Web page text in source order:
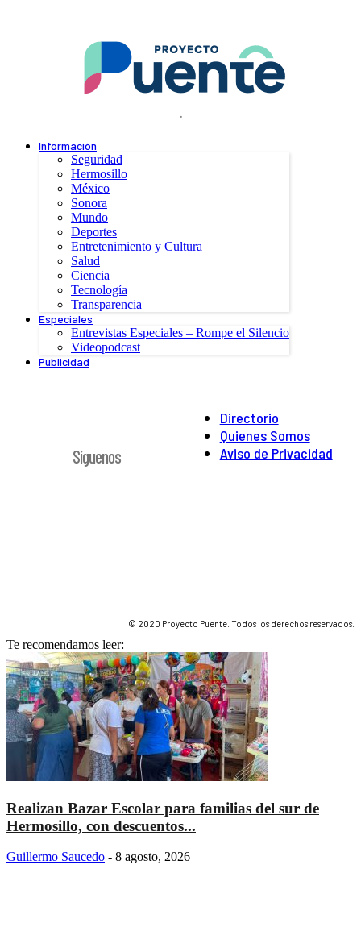
.
Información
Seguridad
Hermosillo
México
Sonora
Mundo
Deportes
Entretenimiento y Cultura
Salud
Ciencia
Tecnología
Transparencia
Especiales
Entrevistas Especiales – Rompe el Silencio
Videopodcast
Publicidad
Directorio
Quienes Somos
Aviso de Privacidad
Síguenos
© 2020 Proyecto Puente. Todos los derechos reservados.
Te recomendamos leer:
Realizan Bazar Escolar para familias del sur de
Hermosillo, con descuentos...
Guillermo Saucedo - 8 agosto, 2026